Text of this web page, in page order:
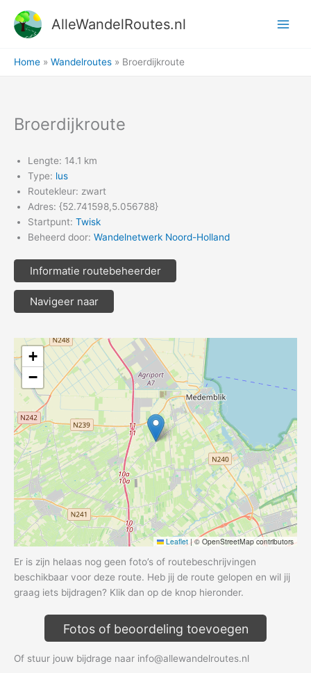
naar
AlleWandelRoutes.nl
Home Wandelroutes Broerdijkroute
Broerdijkroute
Lengte: 14.1 km
Type: lus
Routekleur: zwart
Adres: {52.741598,5.056788}
Startpunt: Twisk
Beheerd door: Wandelnetwerk Noord-Holland
Informatie routebeheerder
Navigeer naar
+
−
Leaflet | © OpenStreetMap contributors
Er is zijn helaas nog geen foto’s of routebeschrijvingen
beschikbaar voor deze route. Heb jij de route gelopen en wil jij
graag iets bijdragen? Klik dan op de knop hieronder.
Fotos of beoordeling toevoegen
Of stuur jouw bijdrage naar info@allewandelroutes.nl